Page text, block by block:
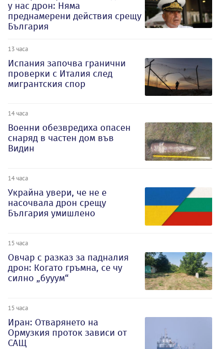
у нас дрон: Няма
преднамерени действия срещу
България
13 часа
Испания започва гранични
проверки с Италия след
мигрантския спор
14 часа
Военни обезвредиха опасен
снаряд в частен дом във
Видин
14 часа
Украйна увери, че не е
насочвала дрон срещу
България умишлено
15 часа
Овчар с разказ за падналия
дрон: Когато гръмна, се чу
силно „бууум“
15 часа
Иран: Отварянето на
Ормузкия проток зависи от
САЩ